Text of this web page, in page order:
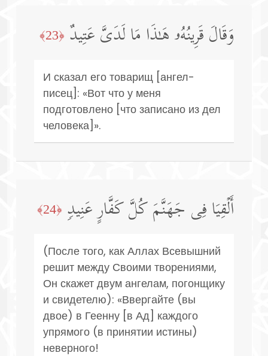
وَقَالَ قَرِینُهُۥ هَـٰذَا مَا لَدَیَّ عَتِیدٌ ﴿23﴾
И сказал его товарищ [ангел-
писец]: «Вот что у меня
подготовлено [что записано из дел
человека]».
أَلۡقِیَا فِی جَهَنَّمَ كُلَّ كَفَّارٍ عَنِیدࣲ ﴿24﴾
(После того, как Аллах Всевышний
решит между Своими творениями,
Он скажет двум ангелам, погонщику
и свидетелю): «Ввергайте (вы
двое) в Геенну [в Ад] каждого
упрямого (в принятии истины)
неверного!